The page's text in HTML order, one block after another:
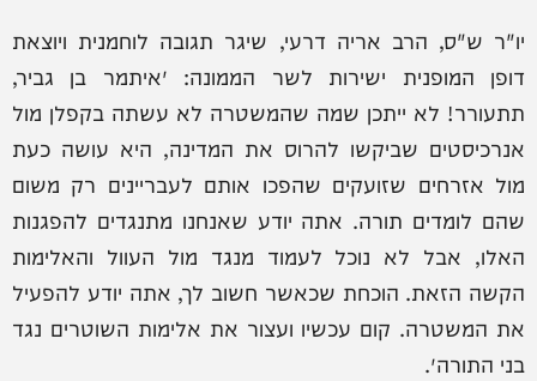
יו"ר ש"ס, הרב אריה דרעי, שיגר תגובה לוחמנית ויוצאת
דופן המופנית ישירות לשר הממונה: ״איתמר בן גביר,
תתעורר! לא ייתכן שמה שהמשטרה לא עשתה בקפלן מול
אנרכיסטים שביקשו להרוס את המדינה, היא עושה כעת
מול אזרחים שזועקים שהפכו אותם לעבריינים רק משום
שהם לומדים תורה. אתה יודע שאנחנו מתנגדים להפגנות
האלו, אבל לא נוכל לעמוד מנגד מול העוול והאלימות
הקשה הזאת. הוכחת שכאשר חשוב לך, אתה יודע להפעיל
את המשטרה. קום עכשיו ועצור את אלימות השוטרים נגד
בני התורה״.